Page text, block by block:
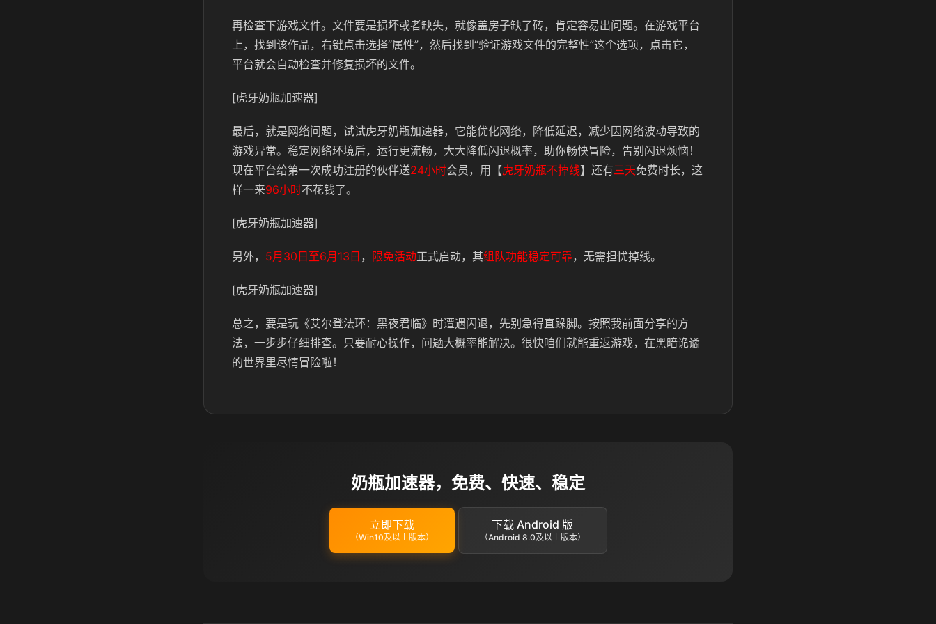
再检查下游戏文件。文件要是损坏或者缺失，就像盖房子缺了砖，肯定容易出问题。在游戏平台
上，找到该作品，右键点击选择“属性”，然后找到“验证游戏文件的完整性”这个选项，点击它，
平台就会自动检查并修复损坏的文件。
[虎牙奶瓶加速器]
最后，就是网络问题，试试虎牙奶瓶加速器，它能优化网络，降低延迟，减少因网络波动导致的
游戏异常。稳定网络环境后，运行更流畅，大大降低闪退概率，助你畅快冒险，告别闪退烦恼！
现在平台给第一次成功注册的伙伴送24小时会员，用【虎牙奶瓶不掉线】还有三天免费时长，这
样一来96小时不花钱了。
[虎牙奶瓶加速器]
另外， 5月30日至6月13日 ， 限免活动正式启动，其组队功能稳定可靠，无需担忧掉线。
[虎牙奶瓶加速器]
总之，要是玩《艾尔登法环：黑夜君临》时遭遇闪退，先别急得直跺脚。按照我前面分享的方
法，一步步仔细排查。只要耐心操作，问题大概率能解决。很快咱们就能重返游戏，在黑暗诡谲
的世界里尽情冒险啦！
奶瓶加速器，免费、快速、稳定
立即下载
（Win10及以上版本）
下载 Android 版
（Android 8.0及以上版本）